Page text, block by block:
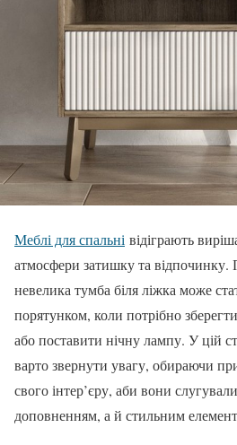
Меблі для спальні відіграють
атмосфери затишку та відпочинку.
невелика тумба біля ліжка може
порятунком, коли потрібно
або поставити нічну лампу. У цій
варто звернути увагу, обираючи
свого інтер’єру, аби вони
доповненням, а й стильним